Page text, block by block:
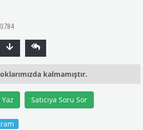
kalmamıştır.
Satıcıya Soru Sor